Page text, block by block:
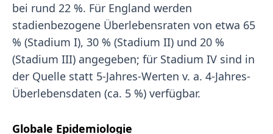
bei rund 22 %. Für England werden
stadienbezogene Überlebensraten von etwa 65
% (Stadium I), 30 % (Stadium II) und 20 %
(Stadium III) angegeben; für Stadium IV sind in
der Quelle statt 5-Jahres-Werten v. a. 4-Jahres-
Überlebensdaten (ca. 5 %) verfügbar.
Globale Epidemiologie